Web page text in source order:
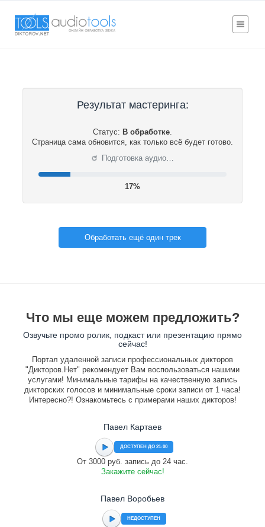
Результат мастеринга:
Статус: В обработке.
Страница сама обновится, как только всё будет готово.
⟳ Подготовка аудио…
18%
Обработать ещё один трек
Что мы еще можем предложить?
Озвучьте промо ролик, подкаст или презентацию прямо
сейчас!
Портал удаленной записи профессиональных дикторов
"Дикторов.Нет" рекомендует Вам воспользоваться нашими
услугами! Минимальные тарифы на качественную запись
дикторских голосов и минимальные сроки записи от 1 часа!
Интересно?! Ознакомьтесь с примерами наших дикторов!
Павел Картаев
ДОСТУПЕН ДО 21:00
От 3000 руб. запись до 24 час.
Закажите сейчас!
Павел Воробьев
НЕДОСТУПЕН